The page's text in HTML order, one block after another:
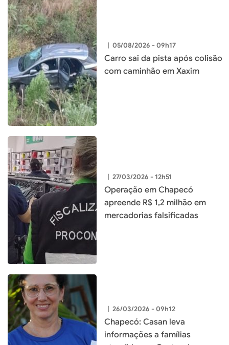
| 05/08/2026 - 09h17
Carro sai da pista após colisão
com caminhão em Xaxim
| 27/03/2026 - 12h51
Operação em Chapecó
apreende R$ 1,2 milhão em
mercadorias falsificadas
| 26/03/2026 - 09h12
Chapecó: Casan leva
informações a famílias